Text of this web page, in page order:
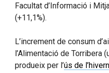
Facultat d’Informació i
(+11,1%).
L’increment de consum
l’Alimentació de Torribera
produeix per l’ús de